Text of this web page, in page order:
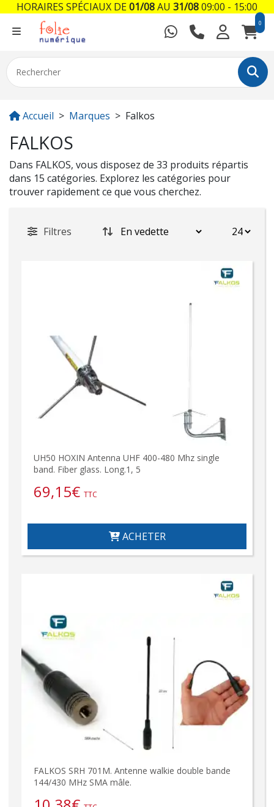
0
Accueil Marques Falkos
FALKOS
Dans FALKOS, vous disposez de 33 produits répartis
dans 15 catégories. Explorez les catégories pour
trouver rapidement ce que vous cherchez.
Filtres
UH50 HOXIN Antenna UHF 400-480 Mhz single
band. Fiber glass. Long.1, 5
69,15€ TTC
ACHETER
FALKOS SRH 701M. Antenne walkie double bande
144/430 MHz SMA mâle.
HORAIRES SPÉCIAUX DE01/08AU 31/0809:00 - 15:00